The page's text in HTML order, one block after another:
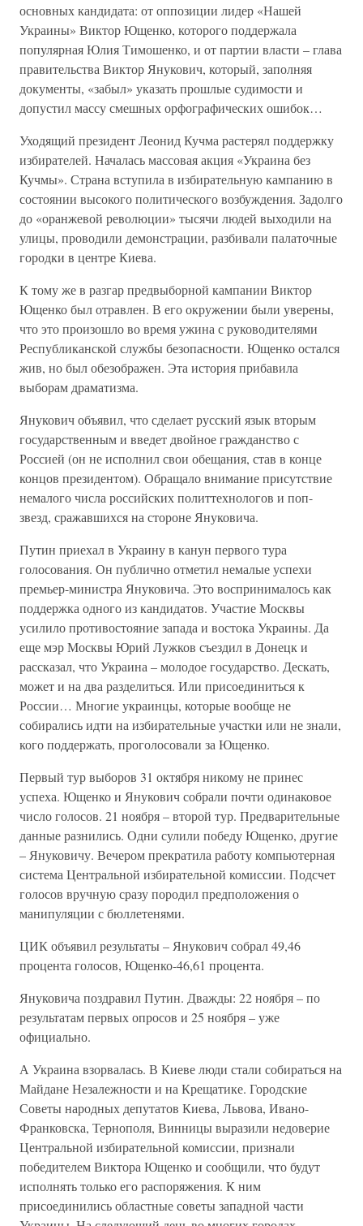
основных кандидата: от оппозиции лидер «Нашей
Украины» Виктор Ющенко, которого поддержала
популярная Юлия Тимошенко, и от партии власти – глава
правительства Виктор Янукович, который, заполняя
документы, «забыл» указать прошлые судимости и
допустил массу смешных орфографических ошибок…
Уходящий президент Леонид Кучма растерял поддержку
избирателей. Началась массовая акция «Украина без
Кучмы». Страна вступила в избирательную кампанию в
состоянии высокого политического возбуждения. Задолго
до «оранжевой революции» тысячи людей выходили на
улицы, проводили демонстрации, разбивали палаточные
городки в центре Киева.
К тому же в разгар предвыборной кампании Виктор
Ющенко был отравлен. В его окружении были уверены,
что это произошло во время ужина с руководителями
Республиканской службы безопасности. Ющенко остался
жив, но был обезображен. Эта история прибавила
выборам драматизма.
Янукович объявил, что сделает русский язык вторым
государственным и введет двойное гражданство с
Россией (он не исполнил свои обещания, став в конце
концов президентом). Обращало внимание присутствие
немалого числа российских политтехнологов и поп-
звезд, сражавшихся на стороне Януковича.
Путин приехал в Украину в канун первого тура
голосования. Он публично отметил немалые успехи
премьер-министра Януковича. Это воспринималось как
поддержка одного из кандидатов. Участие Москвы
усилило противостояние запада и востока Украины. Да
еще мэр Москвы Юрий Лужков съездил в Донецк и
рассказал, что Украина – молодое государство. Дескать,
может и на два разделиться. Или присоединиться к
России… Многие украинцы, которые вообще не
собирались идти на избирательные участки или не знали,
кого поддержать, проголосовали за Ющенко.
Первый тур выборов 31 октября никому не принес
успеха. Ющенко и Янукович собрали почти одинаковое
число голосов. 21 ноября – второй тур. Предварительные
данные разнились. Одни сулили победу Ющенко, другие
– Януковичу. Вечером прекратила работу компьютерная
система Центральной избирательной комиссии. Подсчет
голосов вручную сразу породил предположения о
манипуляции с бюллетенями.
ЦИК объявил результаты – Янукович собрал 49,46
процента голосов, Ющенко-46,61 процента.
Януковича поздравил Путин. Дважды: 22 ноября – по
результатам первых опросов и 25 ноября – уже
официально.
А Украина взорвалась. В Киеве люди стали собираться на
Майдане Незалежности и на Крещатике. Городские
Советы народных депутатов Киева, Львова, Ивано-
Франковска, Тернополя, Винницы выразили недоверие
Центральной избирательной комиссии, признали
победителем Виктора Ющенко и сообщили, что будут
исполнять только его распоряжения. К ним
присоединились областные советы западной части